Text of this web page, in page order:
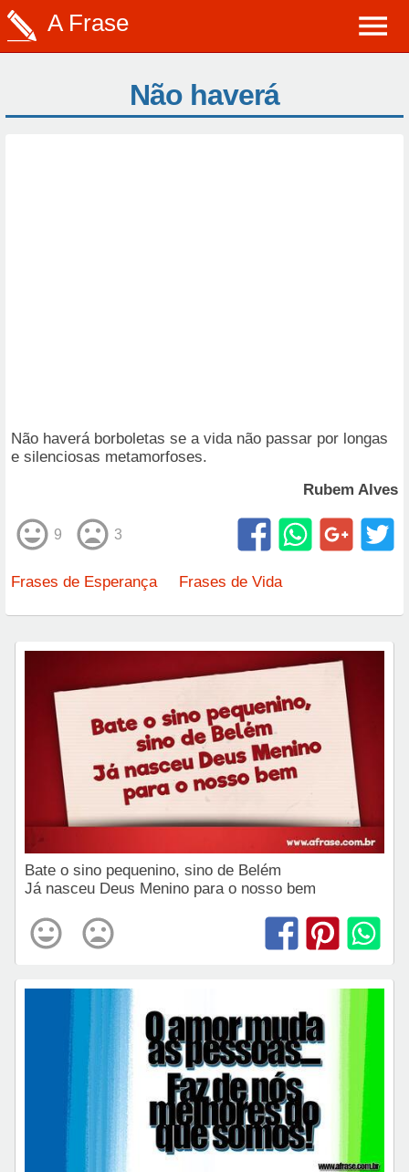
A Frase
Não haverá
Não haverá borboletas se a vida não passar por longas
e silenciosas metamorfoses.
Rubem Alves
9 3
Frases de Esperança Frases de Vida
Bate o sino pequenino, sino de Belém
Já nasceu Deus Menino para o nosso bem